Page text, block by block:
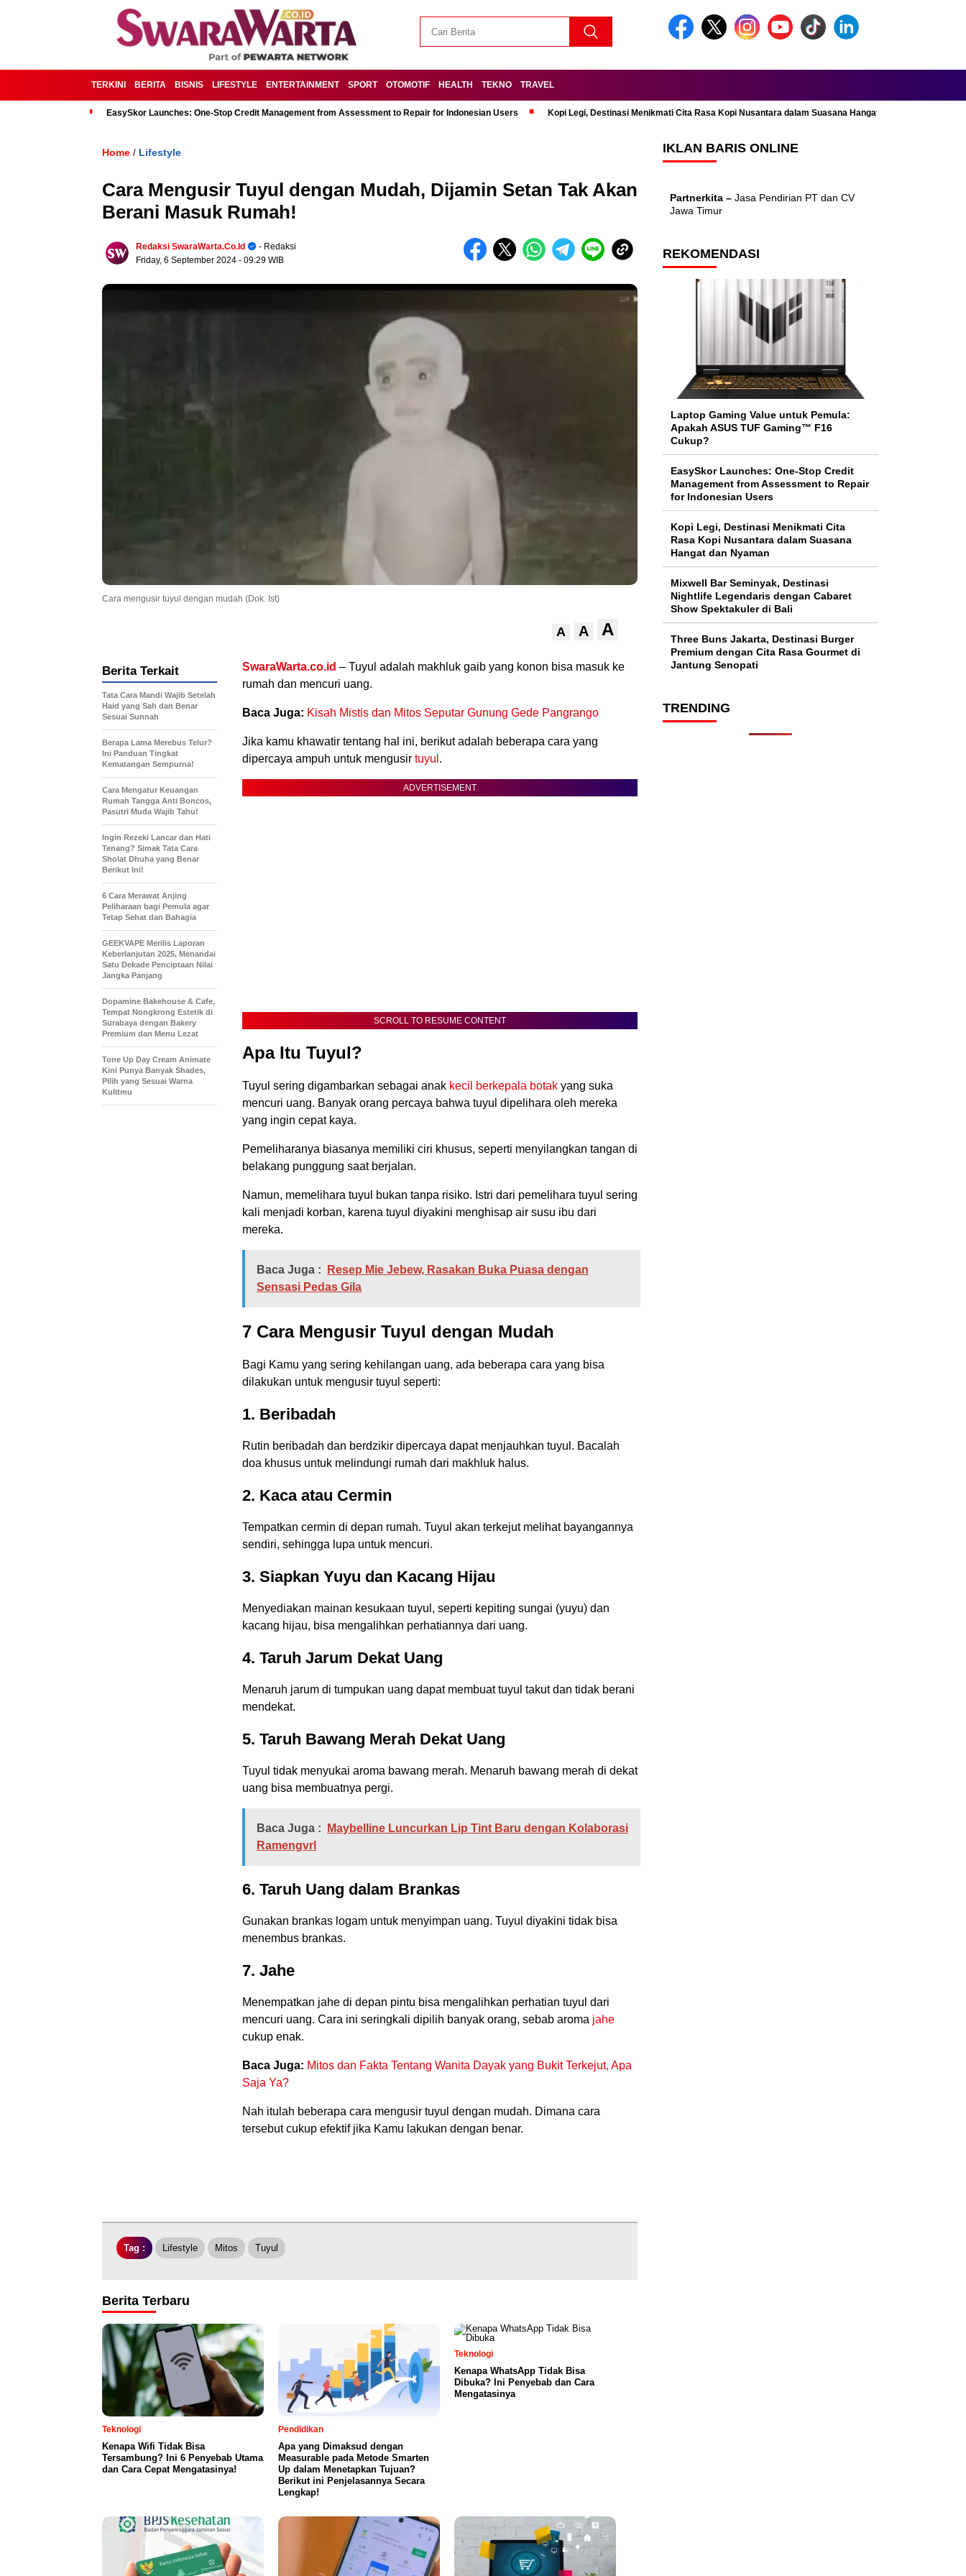
TERKINI BERITA BISNIS LIFESTYLE ENTERTAINMENT SPORT OTOMOTIF HEALTH TEKNO TRAVEL
EasySkor Launches: One-Stop Credit Management from Assessment to Repair for Indonesian Users Kopi Legi, Destinasi Menikmati Cita Rasa Kopi Nusantara dalam Suasana Hangat dan Nyaman
Home / Lifestyle
Cara Mengusir Tuyul dengan Mudah, Dijamin Setan Tak Akan
Berani Masuk Rumah!
Redaksi SwaraWarta.co.id
- Redaksi
Friday, 6 September 2024 - 09:29 WIB
Cara mengusir tuyul dengan mudah (Dok. Ist)
A A A
SwaraWarta.co.id – Tuyul adalah makhluk gaib yang konon bisa masuk ke
rumah dan mencuri uang.
Baca Juga: Kisah Mistis dan Mitos Seputar Gunung Gede Pangrango
Jika kamu khawatir tentang hal ini, berikut adalah beberapa cara yang
dipercaya ampuh untuk mengusir tuyul .
ADVERTISEMENT
SCROLL TO RESUME CONTENT
Apa Itu Tuyul?
Tuyul sering digambarkan sebagai anak kecil berkepala botak yang suka
mencuri uang. Banyak orang percaya bahwa tuyul dipelihara oleh mereka
yang ingin cepat kaya.
Pemeliharanya biasanya memiliki ciri khusus, seperti menyilangkan tangan di
belakang punggung saat berjalan.
Namun, memelihara tuyul bukan tanpa risiko. Istri dari pemelihara tuyul sering
kali menjadi korban, karena tuyul diyakini menghisap air susu ibu dari
mereka.
Baca Juga :
Resep Mie Jebew, Rasakan Buka Puasa dengan
Sensasi Pedas Gila
7 Cara Mengusir Tuyul dengan Mudah
Bagi Kamu yang sering kehilangan uang, ada beberapa cara yang bisa
dilakukan untuk mengusir tuyul seperti:
1. Beribadah
Rutin beribadah dan berdzikir dipercaya dapat menjauhkan tuyul. Bacalah
doa khusus untuk melindungi rumah dari makhluk halus.
2. Kaca atau Cermin
Tempatkan cermin di depan rumah. Tuyul akan terkejut melihat bayangannya
sendiri, sehingga lupa untuk mencuri.
3. Siapkan Yuyu dan Kacang Hijau
Menyediakan mainan kesukaan tuyul, seperti kepiting sungai (yuyu) dan
kacang hijau, bisa mengalihkan perhatiannya dari uang.
4. Taruh Jarum Dekat Uang
Menaruh jarum di tumpukan uang dapat membuat tuyul takut dan tidak berani
mendekat.
5. Taruh Bawang Merah Dekat Uang
Tuyul tidak menyukai aroma bawang merah. Menaruh bawang merah di dekat
uang bisa membuatnya pergi.
Baca Juga :
Maybelline Luncurkan Lip Tint Baru dengan Kolaborasi
Ramengvrl
6. Taruh Uang dalam Brankas
Gunakan brankas logam untuk menyimpan uang. Tuyul diyakini tidak bisa
menembus brankas.
7. Jahe
Menempatkan jahe di depan pintu bisa mengalihkan perhatian tuyul dari
mencuri uang. Cara ini seringkali dipilih banyak orang, sebab aroma jahe
cukup enak.
Baca Juga: Mitos dan Fakta Tentang Wanita Dayak yang Bukit Terkejut, Apa
Saja Ya?
Nah itulah beberapa cara mengusir tuyul dengan mudah. Dimana cara
tersebut cukup efektif jika Kamu lakukan dengan benar.
Berita Terkait
Tata Cara Mandi Wajib Setelah
Haid yang Sah dan Benar
Sesuai Sunnah
Berapa Lama Merebus Telur?
Ini Panduan Tingkat
Kematangan Sempurna!
Cara Mengatur Keuangan
Rumah Tangga Anti Boncos,
Pasutri Muda Wajib Tahu!
Ingin Rezeki Lancar dan Hati
Tenang? Simak Tata Cara
Sholat Dhuha yang Benar
Berikut Ini!
6 Cara Merawat Anjing
Peliharaan bagi Pemula agar
Tetap Sehat dan Bahagia
GEEKVAPE Merilis Laporan
Keberlanjutan 2025, Menandai
Satu Dekade Penciptaan Nilai
Jangka Panjang
Dopamine Bakehouse & Cafe,
Tempat Nongkrong Estetik di
Surabaya dengan Bakery
Premium dan Menu Lezat
Tone Up Day Cream Animate
Kini Punya Banyak Shades,
Pilih yang Sesuai Warna
Kulitmu
Tag : Lifestyle Mitos Tuyul
Berita Terbaru
Teknologi
Kenapa Wifi Tidak Bisa
Tersambung? Ini 6 Penyebab Utama
dan Cara Cepat Mengatasinya!
Pendidikan
Apa yang Dimaksud dengan
Measurable pada Metode Smarten
Up dalam Menetapkan Tujuan?
Berikut ini Penjelasannya Secara
Lengkap!
Teknologi
Kenapa WhatsApp Tidak Bisa
Dibuka? Ini Penyebab dan Cara
Mengatasinya
IKLAN BARIS ONLINE
Partnerkita – Jasa Pendirian PT dan CV
Jawa Timur
REKOMENDASI
Laptop Gaming Value untuk Pemula:
Apakah ASUS TUF Gaming™ F16
Cukup?
EasySkor Launches: One-Stop Credit
Management from Assessment to Repair
for Indonesian Users
Kopi Legi, Destinasi Menikmati Cita
Rasa Kopi Nusantara dalam Suasana
Hangat dan Nyaman
Mixwell Bar Seminyak, Destinasi
Nightlife Legendaris dengan Cabaret
Show Spektakuler di Bali
Three Buns Jakarta, Destinasi Burger
Premium dengan Cita Rasa Gourmet di
Jantung Senopati
TRENDING